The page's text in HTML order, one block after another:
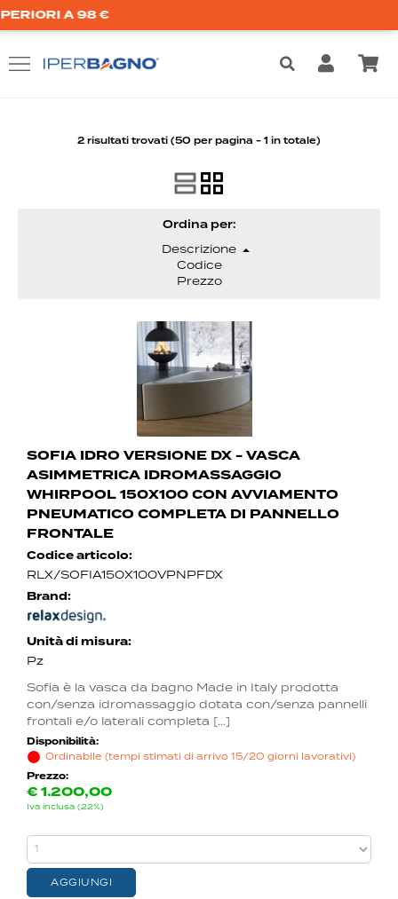
2 risultati trovati (50 per pagina - 1 in totale)
Ordina per:
SOFIA IDRO VERSIONE DX - VASCA
ASIMMETRICA IDROMASSAGGIO
WHIRPOOL 150X100 CON AVVIAMENTO
PNEUMATICO COMPLETA DI PANNELLO
FRONTALE
Codice articolo:
RLX/SOFIA150X100VPNPFDX
Brand:
Unità di misura:
Pz
Sofia è la vasca da bagno Made in Italy prodotta
con/senza idromassaggio dotata con/senza pannelli
frontali e/o laterali completa [...]
Disponibilità:
Ordinabile (tempi stimati di arrivo 15/20 giorni lavorativi)
Prezzo:
€1.200,00
Iva inclusa (22%)
A 98 €